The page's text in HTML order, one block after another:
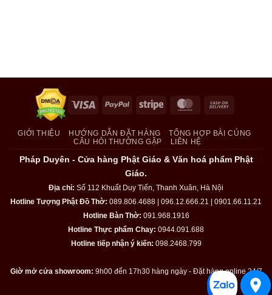
Visa PayPal Stripe MasterCard
Delivery
GIỚI THIỆU HƯỚNG DẪN ĐẶT HÀNG
TỔNG HỢP BÀI CÚNG
CÂU HỎI THƯỜNG GẶP
LIÊN HỆ
Pháp Duyên - Cửa hàng Phật Giáo & Văn hoá phẩm Phật
Giáo.
Địa chỉ: Số 112 Khuất Duy Tiến, Thanh Xuân, Hà Nội
Hotline Tượng Phật Đồ Thờ: 089.806.4688 | 096.12.666.21 | 0901.66.11.21
Hotline Bàn Thờ: 091.968.1916
Hotline Thực phẩm Chay: 0944.091.688
Hotline tiếp nhận ý kiến: 098.2468.799
Giờ mở cửa showroom: 9h00 đến 17h30 hàng ngày - Đặt hàng online 24/7